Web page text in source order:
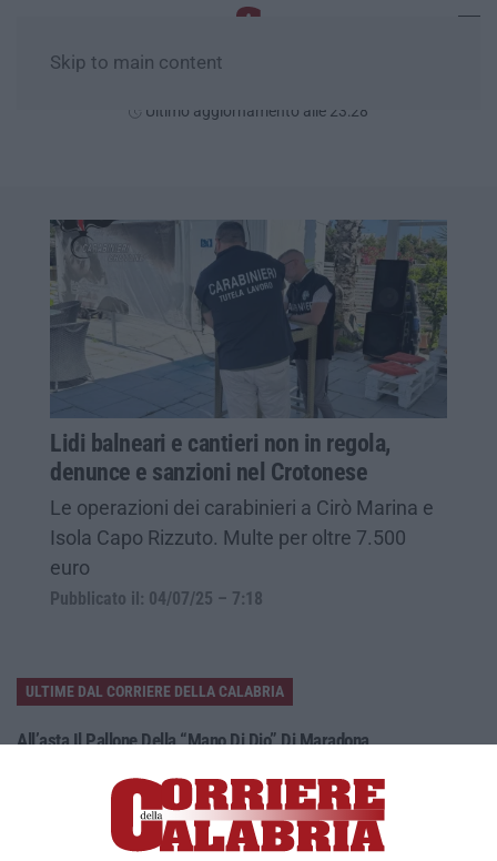
Skip to main content
Ultimo aggiornamento alle 23:28
Lidi balneari e cantieri non in regola,
denunce e sanzioni nel Crotonese
Le operazioni dei carabinieri a Cirò Marina e
Isola Capo Rizzuto. Multe per oltre 7.500
euro
Pubblicato il: 04/07/25 – 7:18
ULTIME DAL CORRIERE DELLA CALABRIA
All’asta Il Pallone Della “mano Di Dio” Di Maradona
vittoria dell’Argentina sull’Inghilterra ai Mondiali del 1986 potrebbe
08 Agosto, 23:28